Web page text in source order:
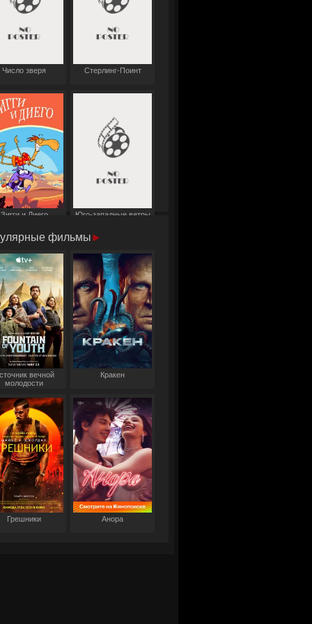
Число зверя Стерлинг-Поинт
Зигги и Диего Юго-западные ветры
фильмы
вечной
молодости
Кракен
Грешники Анора